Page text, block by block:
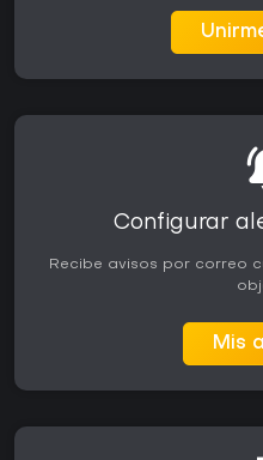
Configurar
Recibe avisos por correo
Mis